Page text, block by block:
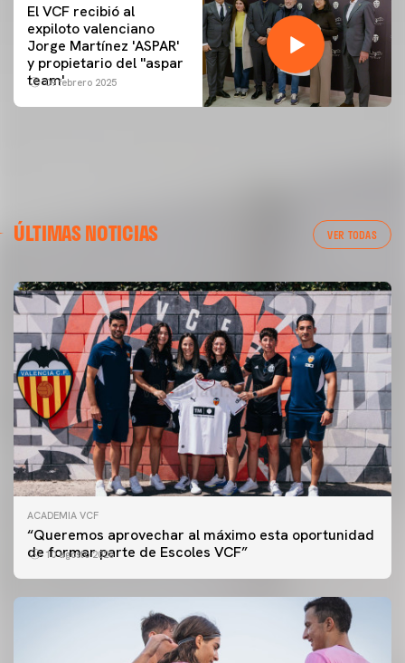
El VCF recibió al
expiloto valenciano
Jorge Martínez 'ASPAR'
y propietario del ''aspar
team'
09 febrero 2025
ÚLTIMAS NOTICIAS VER TODAS
ACADEMIA VCF
“Queremos aprovechar al máximo esta oportunidad
de formar parte de Escoles VCF”
10 agosto 2026